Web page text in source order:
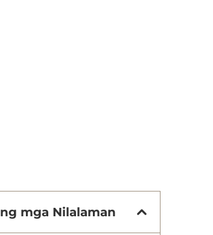
mga Nilalaman